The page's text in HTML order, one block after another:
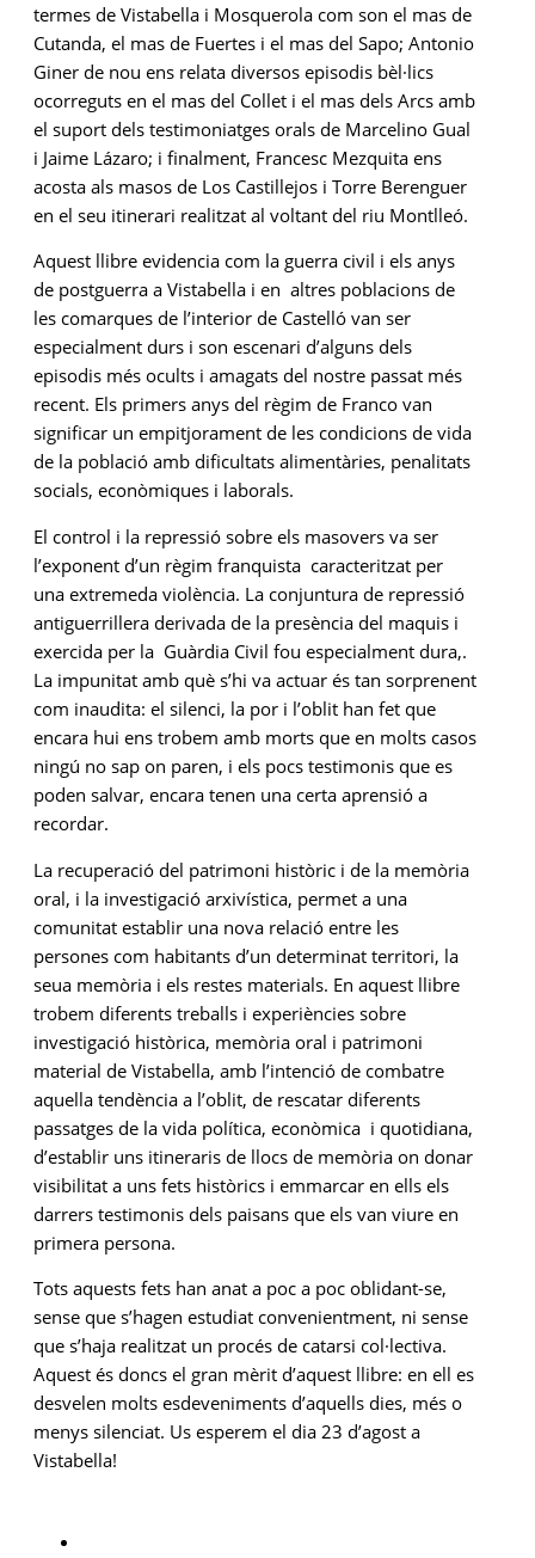
termes de Vistabella i Mosquerola com son el mas de
Cutanda, el mas de Fuertes i el mas del Sapo; Antonio
Giner de nou ens relata diversos episodis bèl·lics
ocorreguts en el mas del Collet i el mas dels Arcs amb
el suport dels testimoniatges orals de Marcelino Gual
i Jaime Lázaro; i finalment, Francesc Mezquita ens
acosta als masos de Los Castillejos i Torre Berenguer
en el seu itinerari realitzat al voltant del riu Montlleó.
Aquest llibre evidencia com la guerra civil i els anys
de postguerra a Vistabella i en altres poblacions de
les comarques de l’interior de Castelló van ser
especialment durs i son escenari d’alguns dels
episodis més ocults i amagats del nostre passat més
recent. Els primers anys del règim de Franco van
significar un empitjorament de les condicions de vida
de la població amb dificultats alimentàries, penalitats
socials, econòmiques i laborals.
El control i la repressió sobre els masovers va ser
l’exponent d’un règim franquista caracteritzat per
una extremeda violència. La conjuntura de repressió
antiguerrillera derivada de la presència del maquis i
exercida per la Guàrdia Civil fou especialment dura,.
La impunitat amb què s’hi va actuar és tan sorprenent
com inaudita: el silenci, la por i l’oblit han fet que
encara hui ens trobem amb morts que en molts casos
ningú no sap on paren, i els pocs testimonis que es
poden salvar, encara tenen una certa aprensió a
recordar.
La recuperació del patrimoni històric i de la memòria
oral, i la investigació arxivística, permet a una
comunitat establir una nova relació entre les
persones com habitants d’un determinat territori, la
seua memòria i els restes materials. En aquest llibre
trobem diferents treballs i experiències sobre
investigació històrica, memòria oral i patrimoni
material de Vistabella, amb l’intenció de combatre
aquella tendència a l’oblit, de rescatar diferents
passatges de la vida política, econòmica i quotidiana,
d’establir uns itineraris de llocs de memòria on donar
visibilitat a uns fets històrics i emmarcar en ells els
darrers testimonis dels paisans que els van viure en
primera persona.
Tots aquests fets han anat a poc a poc oblidant-se,
sense que s’hagen estudiat convenientment, ni sense
que s’haja realitzat un procés de catarsi col·lectiva.
Aquest és doncs el gran mèrit d’aquest llibre: en ell es
desvelen molts esdeveniments d’aquells dies, més o
menys silenciat. Us esperem el dia 23 d’agost a
Vistabella!